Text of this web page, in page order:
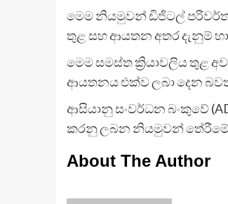
මෙම නියමුවන් ඩිජිටල්
තුළ සහ ආයතන අතර දැනුම්
මෙම සමස්ත ක්‍රියාවලිය තුළ
ආයතනය එක්ව ලබා දෙන
ආසියානු සංවර්ධන බංකුවේ
කරනු ලබන නියමුවන් තේරීමේ
About The Author